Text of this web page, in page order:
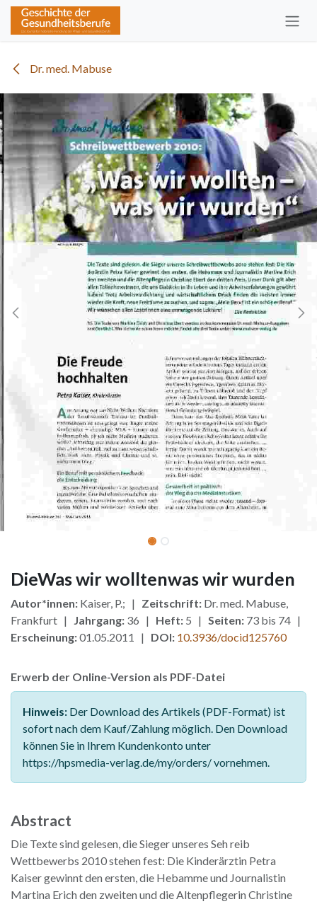
Zum Inhalt springen
Dr. med. Mabuse
DieWas wir wolltenwas wir wurden
Autor*innen: Kaiser, P.; | Zeitschrift: Dr. med. Mabuse,
Frankfurt | Jahrgang: 36 | Heft: 5 | Seiten: 73 bis 74 |
Erscheinung:01.05.2011 | DOI: 10.3936/docid125760
Erwerb der Online-Version als PDF-Datei
Hinweis: Der Download des Artikels (PDF-Format) ist
sofort nach dem Kauf/Zahlung möglich. Den Download
können Sie in Ihrem Kundenkonto unter
https://hpsmedia-verlag.de/my/orders/ vornehmen.
Abstract
Die Texte sind gelesen, die Sieger unseres Seh reib
Wettbewerbs 2010 stehen fest: Die Kinderärztin Petra
Kaiser gewinnt den ersten, die Hebamme und Journalistin
Martina Erich den zweiten und die Altenpflegerin Christine